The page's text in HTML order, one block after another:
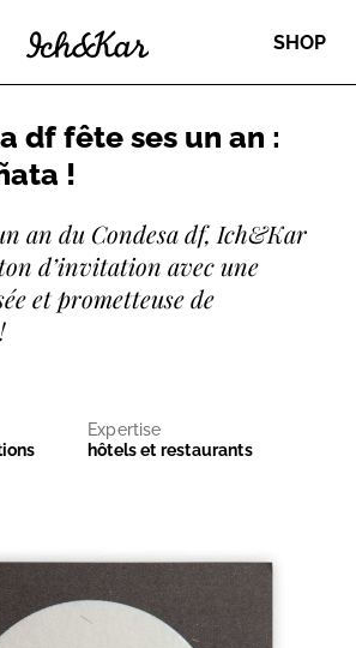
SHOP
df fête ses un an :
!
an du Condesa df, Ich&Kar
d’invitation avec une
et prometteuse de
Expertise
hôtels et restaurants